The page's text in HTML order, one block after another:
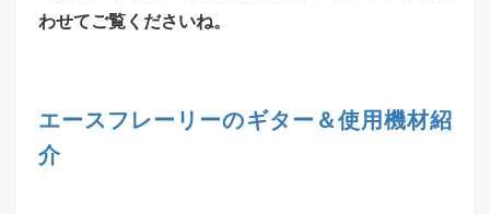
わせてご覧くださいね。
エースフレーリーのギター＆使用機材紹
介